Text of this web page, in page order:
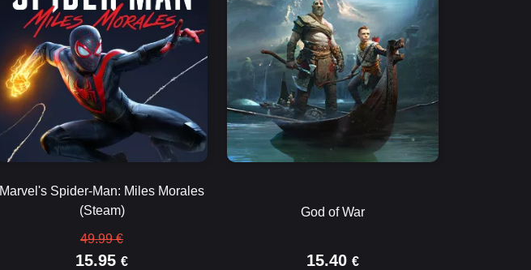
Marvel's Spider-Man: Miles Morales
(Steam)
49.99 €
15.95 €
God of War
15.40 €